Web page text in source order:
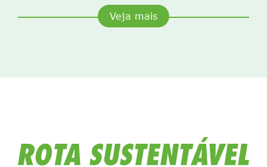
Veja mais